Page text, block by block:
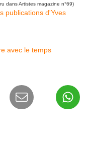
dans Artistes magazine n°69)
publications d'Yves
avec le temps